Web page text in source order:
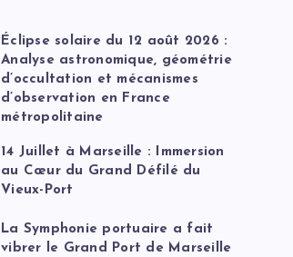
Éclipse solaire du 12 août 2026 :
Analyse astronomique, géométrie
d’occultation et mécanismes
d’observation en France
métropolitaine
14 Juillet à Marseille : Immersion
au Cœur du Grand Défilé du
Vieux-Port
La Symphonie portuaire a fait
vibrer le Grand Port de Marseille